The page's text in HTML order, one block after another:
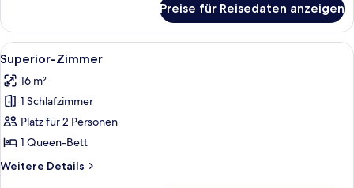
Zimmer
Preise für Reisedaten anzeigen
Alle
Fotos
für
Superior-
Zimmer
anzeigen
Ein Hotelzimmer mit einem Bett,
4
Superior-Zimmer
16 m²
1 Schlafzimmer
Platz für 2 Personen
1 Queen-Bett
Weitere Details
Weitere